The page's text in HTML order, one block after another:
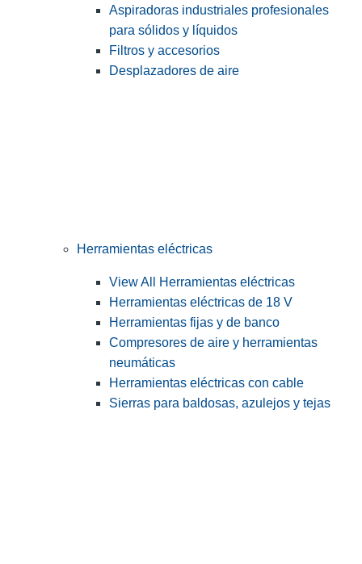
Aspiradoras industriales profesionales
para sólidos y líquidos
Filtros y accesorios
Desplazadores de aire
Herramientas eléctricas
View All Herramientas eléctricas
Herramientas eléctricas de 18 V
Herramientas fijas y de banco
Compresores de aire y herramientas
neumáticas
Herramientas eléctricas con cable
Sierras para baldosas, azulejos y tejas